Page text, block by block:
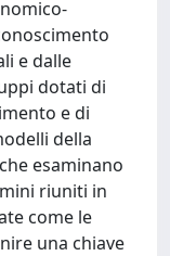
e dalle
dotati di
e di
della
esaminano
riuniti in
come le
una chiave